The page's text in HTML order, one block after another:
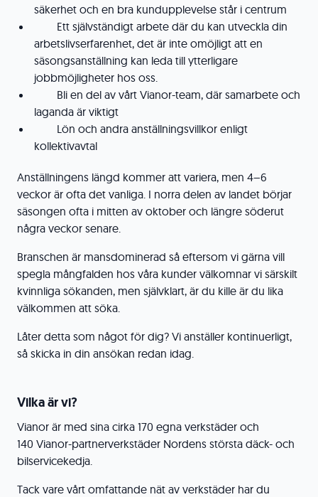
säkerhet och en bra kundupplevelse står i centrum
Ett självständigt arbete där du kan utveckla din
arbetslivserfarenhet, det är inte omöjligt att en
säsongsanställning kan leda till ytterligare
jobbmöjligheter hos oss.
Bli en del av vårt Vianor-team, där samarbete och
laganda är viktigt
Lön och andra anställningsvillkor enligt
kollektivavtal
Anställningens längd kommer att variera, men 4–6
veckor är ofta det vanliga. I norra delen av landet börjar
säsongen ofta i mitten av oktober och längre söderut
några veckor senare.
Branschen är mansdominerad så eftersom vi gärna vill
spegla mångfalden hos våra kunder välkomnar vi särskilt
kvinnliga sökanden, men självklart, är du kille är du lika
välkommen att söka.
Låter detta som något för dig? Vi anställer kontinuerligt,
så skicka in din ansökan redan idag.
Vilka är vi?
Vianor är med sina cirka 170 egna verkstäder och
140 Vianor-partnerverkstäder Nordens största däck- och
bilservicekedja.
Tack vare vårt omfattande nät av verkstäder har du